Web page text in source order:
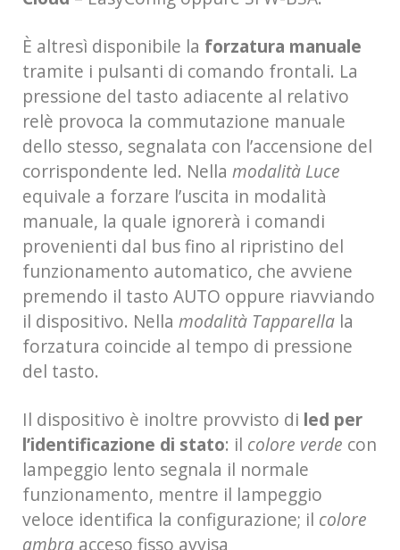
È altresì disponibile la forzatura manuale
tramite i pulsanti di comando frontali. La
pressione del tasto adiacente al relativo
relè provoca la commutazione manuale
dello stesso, segnalata con l’accensione del
corrispondente led. Nella modalità Luce
equivale a forzare l’uscita in modalità
manuale, la quale ignorerà i comandi
provenienti dal bus fino al ripristino del
funzionamento automatico, che avviene
premendo il tasto AUTO oppure riavviando
il dispositivo. Nella modalità Tapparella la
forzatura coincide al tempo di pressione
del tasto.
Il dispositivo è inoltre provvisto di led per
l’identificazione di stato: il colore verde con
lampeggio lento segnala il normale
funzionamento, mentre il lampeggio
veloce identifica la configurazione; il colore
ambra acceso fisso avvisa